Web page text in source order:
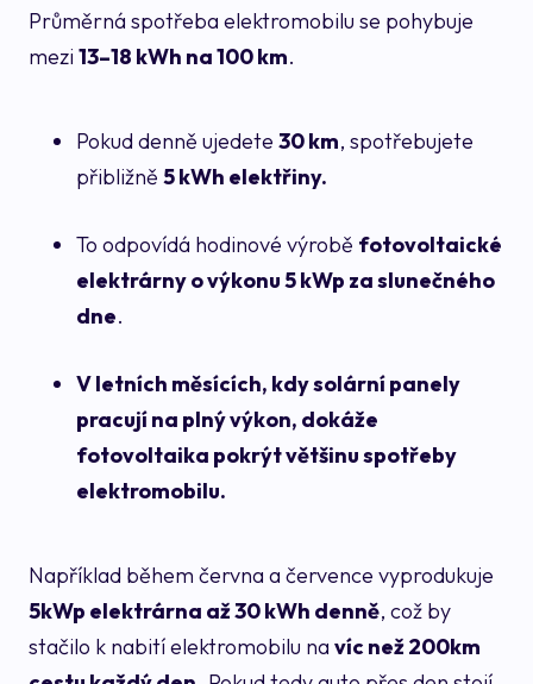
Průměrná spotřeba elektromobilu se pohybuje
mezi 13–18 kWh na 100 km.
Pokud denně ujedete 30 km, spotřebujete
přibližně 5 kWh elektřiny.
To odpovídá hodinové výrobě fotovoltaické
elektrárny o výkonu 5 kWp za slunečného
dne.
V letních měsících, kdy solární panely
pracují na plný výkon, dokáže
fotovoltaika pokrýt většinu spotřeby
elektromobilu.
Například během června a července vyprodukuje
5kWp elektrárna až 30 kWh denně, což by
stačilo k nabití elektromobilu na víc než 200km